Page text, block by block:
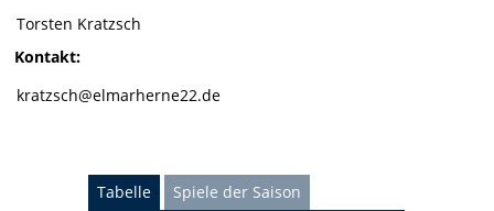
login
Gallerie
Torsten Kratzsch
Kontakt:
kratzsch@elmarherne22.de
Tabelle
Spiele der Saison